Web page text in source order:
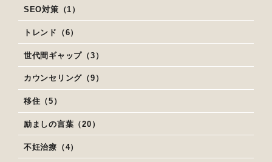
SEO対策（1）
トレンド（6）
世代間ギャップ（3）
カウンセリング（9）
移住（5）
励ましの言葉（20）
不妊治療（4）